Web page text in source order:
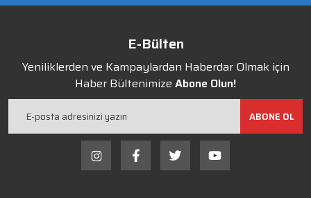
E-Bülten
Yeniliklerden ve Kampaylardan Haberdar Olmak için
Haber Bültenimize Abone Olun!
ABONE OL